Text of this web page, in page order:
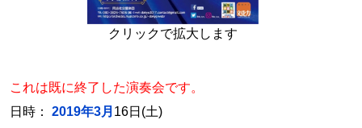
クリックで拡大します
これは既に終了した演奏会です。
日時： 2019年3月 16日(土)